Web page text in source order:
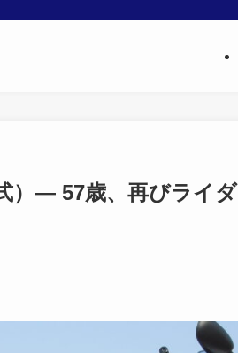
）— 57歳、再びライ